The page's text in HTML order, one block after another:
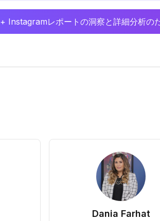
+ Instagramレポートの洞察と詳細分析の
Dania Farhat